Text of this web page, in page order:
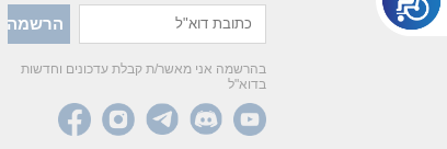
בהרשמה אני מאשר/ת קבלת עדכונים וחדשות
בדוא"ל